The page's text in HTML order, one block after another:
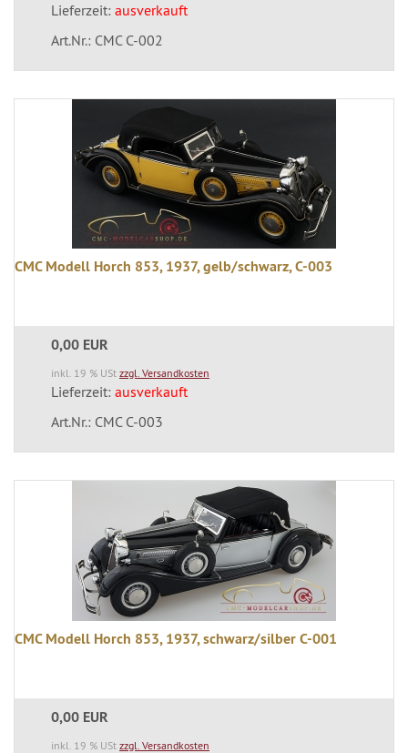
Lieferzeit: ausverkauft
Art.Nr.: CMC C-002
CMC Modell Horch 853, 1937, gelb/schwarz, C-003
0,00 EUR
inkl. 19 % USt zzgl. Versandkosten
Lieferzeit: ausverkauft
Art.Nr.: CMC C-003
CMC Modell Horch 853, 1937, schwarz/silber C-001
0,00 EUR
inkl. 19 % USt zzgl. Versandkosten